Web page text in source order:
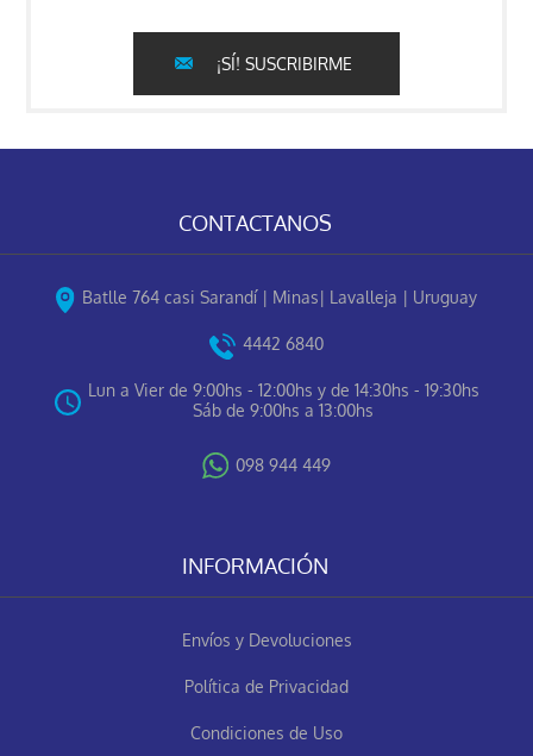
¡SÍ! SUSCRIBIRME
CONTACTANOS
Batlle 764 casi Sarandí | Minas| Lavalleja | Uruguay
4442 6840
Lun a Vier de 9:00hs - 12:00hs y de 14:30hs - 19:30hs
Sáb de 9:00hs a 13:00hs
098 944 449
INFORMACIÓN
Envíos y Devoluciones
Política de Privacidad
Condiciones de Uso